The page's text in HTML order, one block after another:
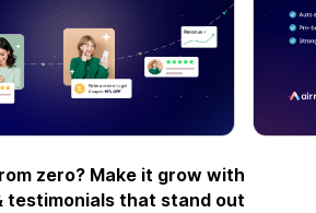
zero? Make it grow with
testimonials that stand out